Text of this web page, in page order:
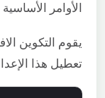
الأوامر
تعطيل هذا